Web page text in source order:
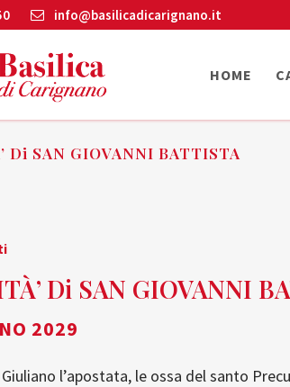
info@basilicadicarignano.it
HOME
Di SAN GIOVANNI BATTISTA
Di SAN GIOVANNI
2029
Giuliano l’apostata, le ossa del santo